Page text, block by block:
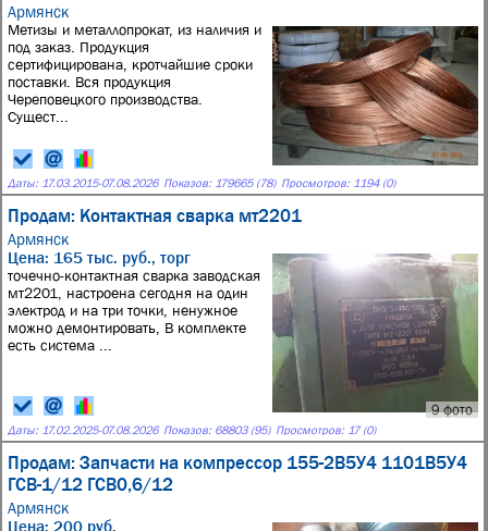
Армянск
Метизы и металлопрокат, из наличия и
под заказ. Продукция
сертифицирована, кротчайшие сроки
поставки. Вся продукция
Череповецкого производства.
Сущест...
Даты: 17.03.2015-07.08.2026 Показов: 179665 (78) Просмотров: 1194 (0)
Продам: Контактная сварка мт2201
Армянск
9 фото
Цена: 165 тыс. руб., торг
точечно-контактная сварка заводская
мт2201, настроена сегодня на один
электрод и на три точки, ненужное
можно демонтировать, В комплекте
есть система ...
Даты: 17.02.2025-07.08.2026 Показов: 68803 (95) Просмотров: 17 (0)
Продам: Запчасти на компрессор 155-2В5У4 1101В5У4
ГСВ-1/12 ГСВ0,6/12
Армянск
Цена: 200 руб.